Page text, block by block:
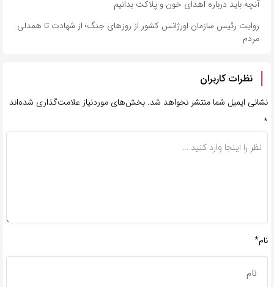
آنچه باید درباره اهدای خون و پلاکت بدانیم
روایت رئیس سازمان اورژانس کشور از روزهای جنگ؛ از شهادت تا همدلی
مردم
نظرات کاربران
نشانی ایمیل شما منتشر نخواهد شد. بخش‌های موردنیاز علامت‌گذاری شده‌اند
*
نام*